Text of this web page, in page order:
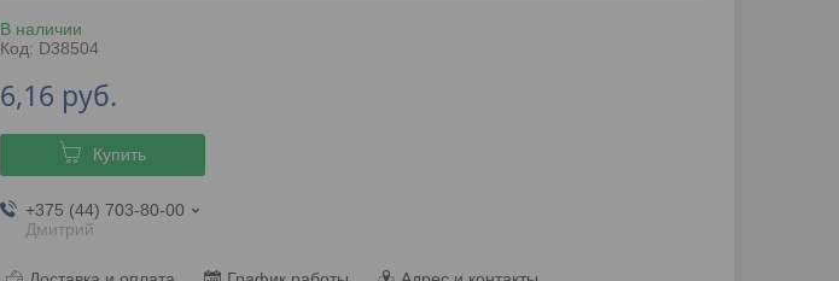
В наличии
Код: D38504
6,16 руб.
Купить
+375 (44) 703-80-00
Дмитрий